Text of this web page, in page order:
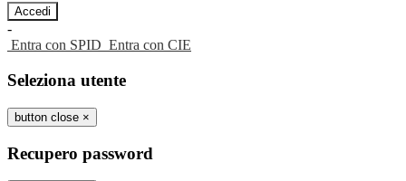
-
Entra con SPID Entra con CIE
Seleziona utente
button close ×
Recupero password